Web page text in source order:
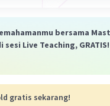
bersama
sesi Live Teaching, GRATIS!
gratis sekarang!